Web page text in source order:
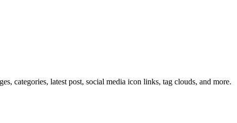
categories, latest post, social media icon links, tag clouds, and more.